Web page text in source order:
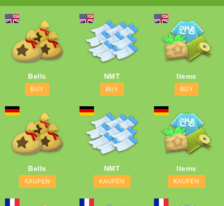
Bells
BUY
NMT
BUY
Items
BUY
Bells
KAUFEN
NMT
KAUFEN
Items
KAUFEN